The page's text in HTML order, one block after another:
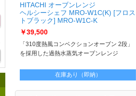
HITACHI オーブンレンジ
ヘルシーシェフ MRO-W1C(K) [フロス
トブラック] MRO-W1C-K
￥39,500
「310度熱風コンベクションオーブン 2段」
を採用した過熱水蒸気オーブンレンジ
在庫あり（即納）